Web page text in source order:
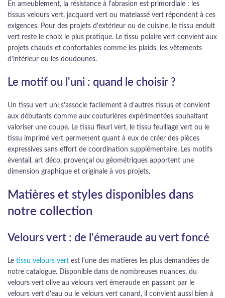
En ameublement, la résistance à l'abrasion est primordiale : les
tissus velours vert, jacquard vert ou matelassé vert répondent à ces
exigences. Pour des projets d'extérieur ou de cuisine, le tissu enduit
vert reste le choix le plus pratique. Le tissu polaire vert convient aux
projets chauds et confortables comme les plaids, les vêtements
d'intérieur ou les doudounes.
Le motif ou l'uni : quand le choisir ?
Un tissu vert uni s'associe facilement à d'autres tissus et convient
aux débutants comme aux couturières expérimentées souhaitant
valoriser une coupe. Le tissu fleuri vert, le tissu feuillage vert ou le
tissu imprimé vert permettent quant à eux de créer des pièces
expressives sans effort de coordination supplémentaire. Les motifs
éventail, art déco, provençal ou géométriques apportent une
dimension graphique et originale à vos projets.
Matières et styles disponibles dans
notre collection
Velours vert : de l'émeraude au vert foncé
Le tissu velours vert est l'une des matières les plus demandées de
notre catalogue. Disponible dans de nombreuses nuances, du
velours vert olive au velours vert émeraude en passant par le
velours vert d'eau ou le velours vert canard, il convient aussi bien à